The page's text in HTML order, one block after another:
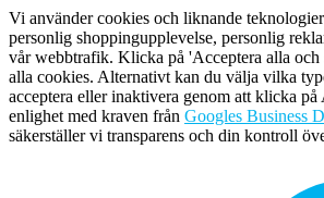
Vi använder cookies och liknande
personlig shoppingupplevelse, personlig
vår webbtrafik. Klicka på 'Acceptera alla
alla cookies. Alternativt kan du välja vilka
acceptera eller inaktivera genom att klicka på
enlighet med kraven från Googles Business
säkerställer vi transparens och din kontroll